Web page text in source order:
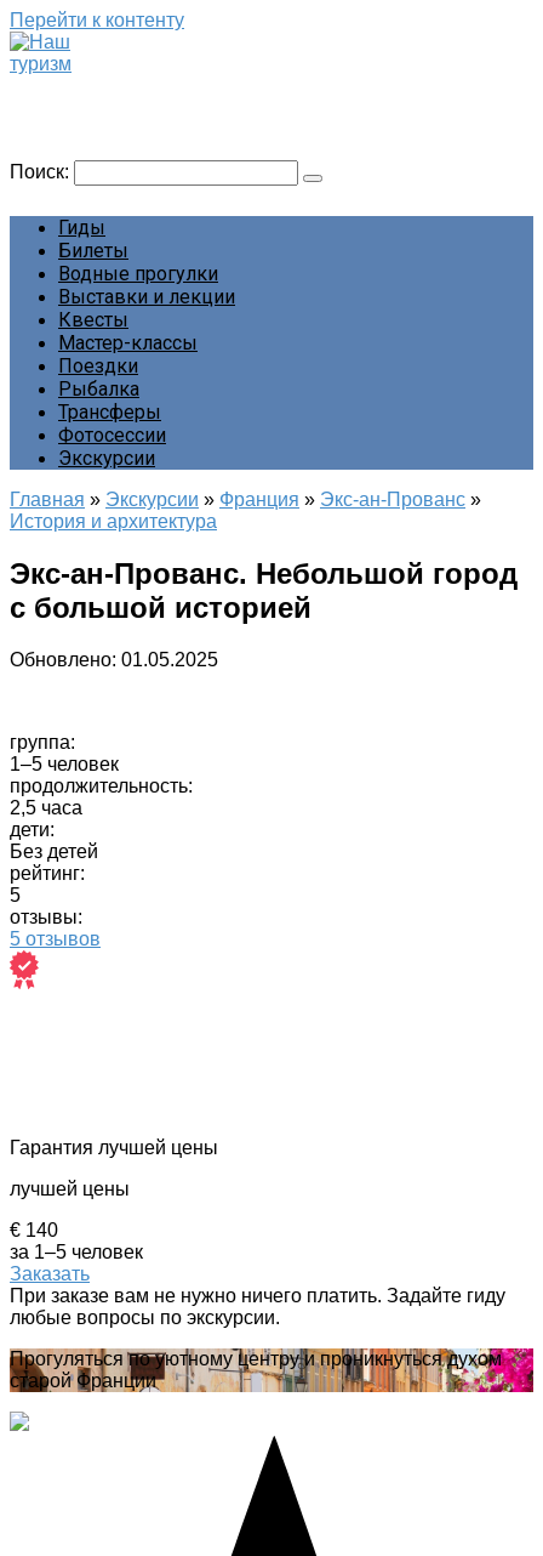
Перейти к контенту
Поиск:
Гиды
Билеты
Водные прогулки
Выставки и лекции
Квесты
Мастер-классы
Поездки
Рыбалка
Трансферы
Фотосессии
Экскурсии
Главная » Экскурсии » Франция » Экс-ан-Прованс »
История и архитектура
Экс-ан-Прованс. Небольшой город
с большой историей
Обновлено: 01.05.2025
группа:
1–5 человек
продолжительность:
2,5 часа
дети:
Без детей
рейтинг:
5
отзывы:
5 отзывов
Гарантия лучшей цены
лучшей цены
€ 140
за 1–5 человек
Заказать
При заказе вам не нужно ничего платить. Задайте гиду
любые вопросы по экскурсии.
Прогуляться по уютному центру и проникнуться духом
старой Франции